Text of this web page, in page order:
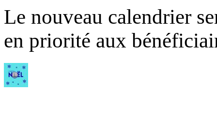
Le nouveau calendrier
en priorité aux